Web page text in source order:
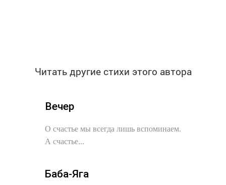
Читать другие стихи этого автора
Вечер
О счастье мы всегда лишь вспоминаем.
А счастье...
Баба-Яга